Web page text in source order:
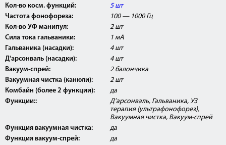
Кол-во косм. функций:
5 шт
Частота фонофореза:
100 — 1000 Гц
Кол-во УФ манипул:
2 шт
Сила тока гальваники:
1 мА
Гальваника (насадки):
4 шт
Д'арсонваль (насадки):
4 шт
Вакуум-спрей:
2 балончика
Вакуумная чистка (канюли):
2 шт
Комбайн (более 2 функции):
да
Функции::
Д'арсонваль, Гальваника, УЗ
терапия (ультрафонофорез),
Вакуумная чистка, Вакуум-спрей
Функция вакуумная чистка:
да
Функция вакуум-спрей:
да